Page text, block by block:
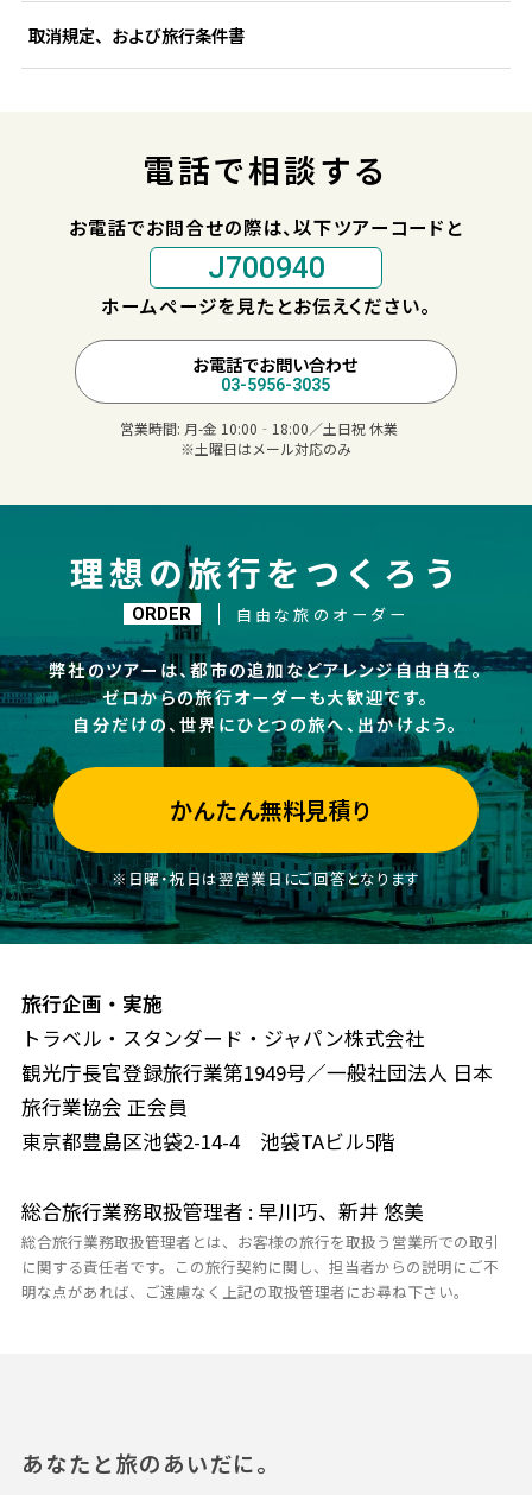
取消規定、および旅行条件書
電話で相談する
お電話でお問合せの際は、以下ツアーコードと
J700940
ホームページを見たとお伝えください。
お電話でお問い合わせ
03-5956-3035
営業時間: 月-金 10:00‐18:00／土日祝 休業
※土曜日はメール対応のみ
理想の旅行をつくろう
ORDER 自由な旅のオーダー
弊社のツアーは、都市の追加などアレンジ自由自在。
ゼロからの旅行オーダーも大歓迎です。
自分だけの、世界にひとつの旅へ、出かけよう。
かんたん無料見積り
※日曜・祝日は翌営業日にご回答となります
旅行企画・実施
トラベル・スタンダード・ジャパン株式会社
観光庁長官登録旅行業第1949号／一般社団法人 日本
旅行業協会 正会員
東京都豊島区池袋2-14-4 池袋TAビル5階
総合旅行業務取扱管理者 : 早川巧、新井 悠美
総合旅行業務取扱管理者とは、お客様の旅行を取扱う営業所での取引
に関する責任者です。この旅行契約に関し、担当者からの説明にご不
明な点があれば、ご遠慮なく上記の取扱管理者にお尋ね下さい。
あなたと旅のあいだに。